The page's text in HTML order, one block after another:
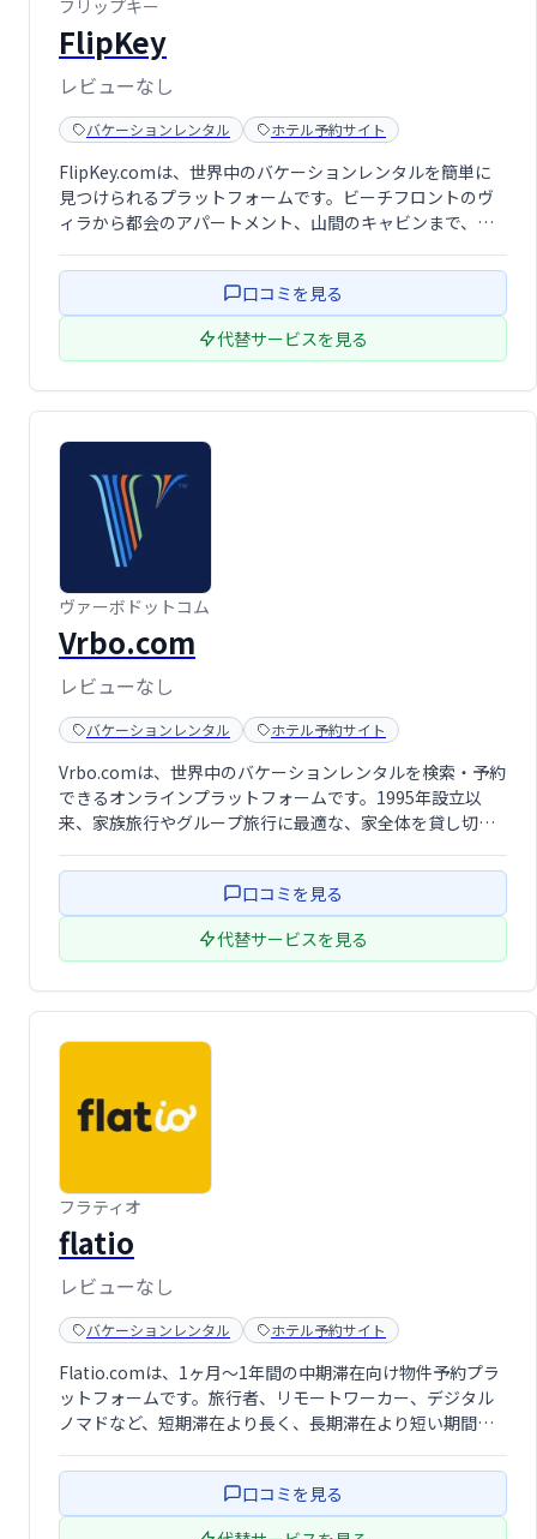
フリップキー
FlipKey
レビューなし
バケーションレンタル ホテル予約サイト
FlipKey.comは、世界中のバケーションレンタルを簡単に
見つけられるプラットフォームです。ビーチフロントのヴ
ィラから都会のアパートメント、山間のキャビンまで、多
想の滞在先を検索・予約できます。豊富な選択肢と直感的
なインターフェースで、最高のバ …
口コミを見る
代替サービスを見る
ヴァーボドットコム
Vrbo.com
レビューなし
バケーションレンタル ホテル予約サイト
Vrbo.comは、世界中のバケーションレンタルを検索・予約
できるオンラインプラットフォームです。1995年設立以
来、家族旅行やグループ旅行に最適な、家全体を貸し切れ
ど）を提供しています。ホテルとは異なる、プライバシー
と広さを重視した滞在を求める方 …
口コミを見る
代替サービスを見る
フラティオ
flatio
レビューなし
バケーションレンタル ホテル予約サイト
Flatio.comは、1ヶ月～1年間の中期滞在向け物件予約プラ
ットフォームです。旅行者、リモートワーカー、デジタル
ノマドなど、短期滞在より長く、長期滞在より短い期間の
屋を手頃な価格で提供し、快適な中期滞在をサポートしま
す。世界各地の物件を簡単に検 …
口コミを見る